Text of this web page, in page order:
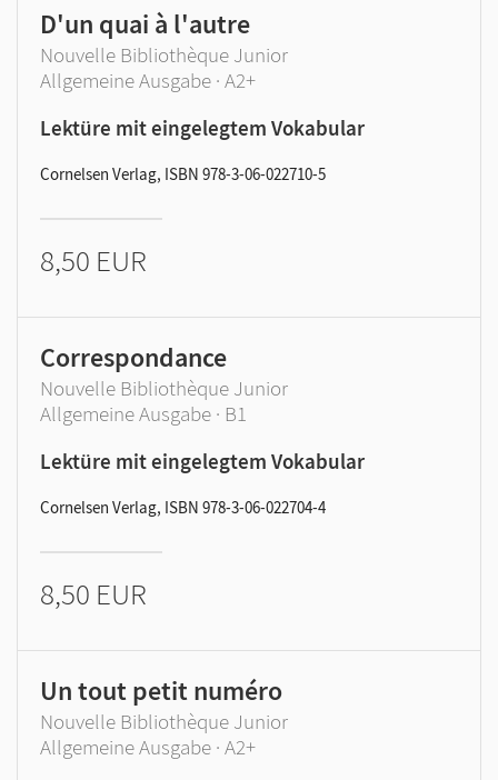
D'un quai à l'autre
Nouvelle Bibliothèque Junior
Allgemeine Ausgabe · A2+
Lektüre mit eingelegtem Vokabular
Cornelsen Verlag, ISBN 978-3-06-022710-5
8,50 EUR
Correspondance
Nouvelle Bibliothèque Junior
Allgemeine Ausgabe · B1
Lektüre mit eingelegtem Vokabular
Cornelsen Verlag, ISBN 978-3-06-022704-4
8,50 EUR
Un tout petit numéro
Nouvelle Bibliothèque Junior
Allgemeine Ausgabe · A2+